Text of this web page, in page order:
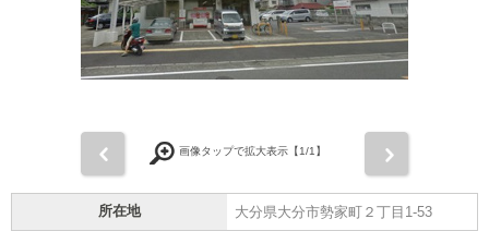
画像タップで拡大表示【1/1】
所在地 大分県大分市勢家町２丁目1-53